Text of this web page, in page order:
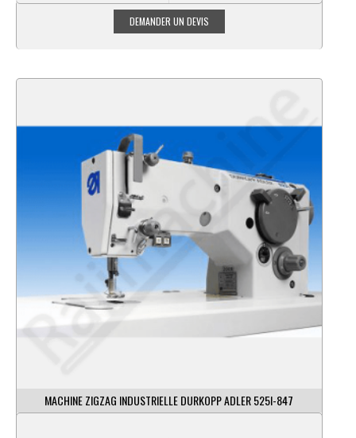
MACHINE ZIGZAG INDUSTRIELLE DURKOPP ADLER 525I-847